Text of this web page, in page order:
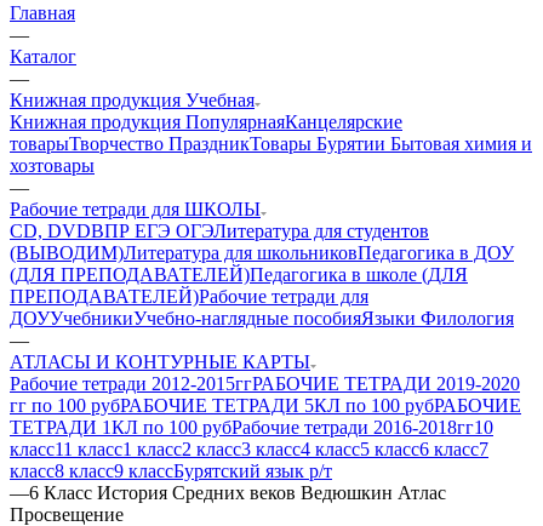
Главная
—
Каталог
—
Книжная продукция Учебная
Книжная продукция ПопулярнаяКанцелярские
товарыТворчество ПраздникТовары Бурятии Бытовая химия и
хозтовары
—
Рабочие тетради для ШКОЛЫ
CD, DVDВПР ЕГЭ ОГЭЛитература для студентов
(ВЫВОДИМ)Литература для школьниковПедагогика в ДОУ
(ДЛЯ ПРЕПОДАВАТЕЛЕЙ)Педагогика в школе (ДЛЯ
ПРЕПОДАВАТЕЛЕЙ)Рабочие тетради для
ДОУУчебникиУчебно-наглядные пособияЯзыки Филология
—
АТЛАСЫ И КОНТУРНЫЕ КАРТЫ
Рабочие тетради 2012-2015ггРАБОЧИЕ ТЕТРАДИ 2019-2020
гг по 100 рубРАБОЧИЕ ТЕТРАДИ 5КЛ по 100 рубРАБОЧИЕ
ТЕТРАДИ 1КЛ по 100 рубРабочие тетради 2016-2018гг10
класс11 класс1 класс2 класс3 класс4 класс5 класс6 класс7
класс8 класс9 классБурятский язык р/т
—6 Класс История Средних веков Ведюшкин Атлас
Просвещение